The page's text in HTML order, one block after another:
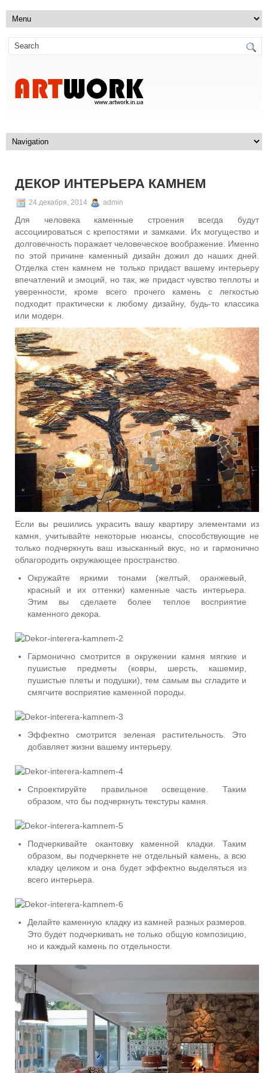
ДЕКОР ИНТЕРЬЕРА КАМНЕМ
24 декабря, 2014 admin
Для человека каменные строения всегда будут
ассоциироваться с крепостями и замками. Их могущество и
долговечность поражает человеческое воображение. Именно
по этой причине каменный дизайн дожил до наших дней.
Отделка стен камнем не только придаст вашему интерьеру
впечатлений и эмоций, но так, же придаст чувство теплоты и
уверенности, кроме всего прочего камень с легкостью
подходит практически к любому дизайну, будь-то классика
или модерн.
Если вы решились украсить вашу квартиру элементами из
камня, учитывайте некоторые нюансы, способствующие не
только подчеркнуть ваш изысканный вкус, но и гармонично
облагородить окружающее пространство.
Окружайте яркими тонами (желтый, оранжевый,
красный и их оттенки) каменные часть интерьера.
Этим вы сделаете более теплое восприятие
каменного декора.
Гармонично смотрится в окружении камня мягкие и
пушистые предметы (ковры, шерсть, кашемир,
пушистые плеты и подушки), тем самым вы сгладите и
смягчите восприятие каменной породы.
Эффектно смотрится зеленая растительность. Это
добавляет жизни вашему интерьеру.
Спроектируйте правильное освещение. Таким
образом, что бы подчеркнуть текстуры камня.
Подчеркивайте окантовку каменной кладки. Таким
образом, вы подчеркнете не отдельный камень, а всю
кладку целиком и она будет эффектно выделяться из
всего интерьера.
Делайте каменную кладку из камней разных размеров.
Это будет подчеркивать не только общую композицию,
но и каждый камень по отдельности.